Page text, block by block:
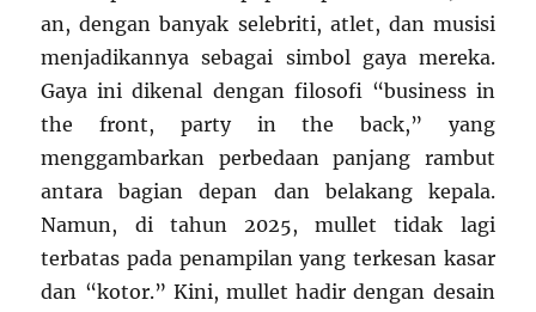
an, dengan banyak selebriti, atlet, dan musisi
menjadikannya sebagai simbol gaya mereka.
Gaya ini dikenal dengan filosofi “business in
the front, party in the back,” yang
menggambarkan perbedaan panjang rambut
antara bagian depan dan belakang kepala.
Namun, di tahun 2025, mullet tidak lagi
terbatas pada penampilan yang terkesan kasar
dan “kotor.” Kini, mullet hadir dengan desain